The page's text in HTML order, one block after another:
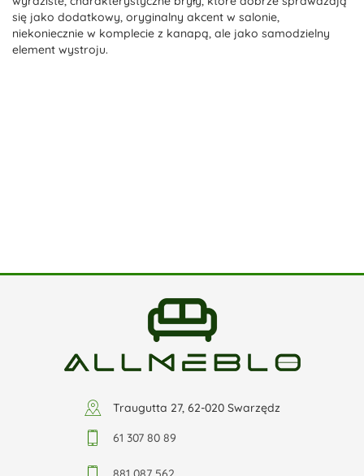
się jako dodatkowy, oryginalny akcent w salonie,
niekoniecznie w komplecie z kanapą, ale jako samodzielny
element wystroju.
Traugutta 27, 62-020 Swarzędz
61 307 80 89